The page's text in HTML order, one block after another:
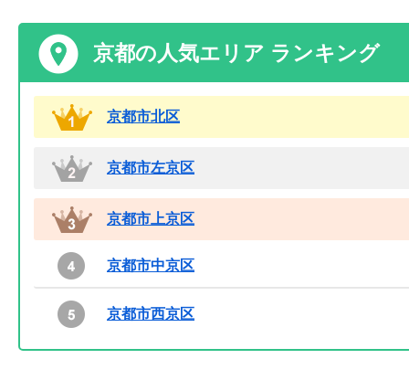
京都の人気エリア ランキング
京都市北区
京都市左京区
京都市上京区
京都市中京区
京都市西京区